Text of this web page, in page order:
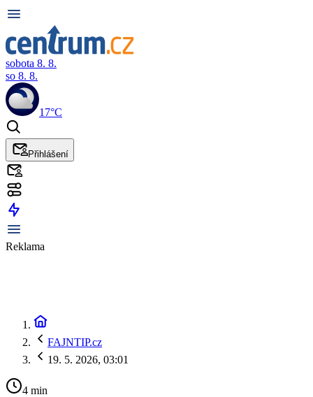
sobota 8. 8.
so 8. 8.
17°C
Přihlášení
Reklama
FAJNTIP.cz
19. 5. 2026, 03:01
4 min